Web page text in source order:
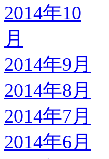
2014年10
月
2014年9月
2014年8月
2014年7月
2014年6月